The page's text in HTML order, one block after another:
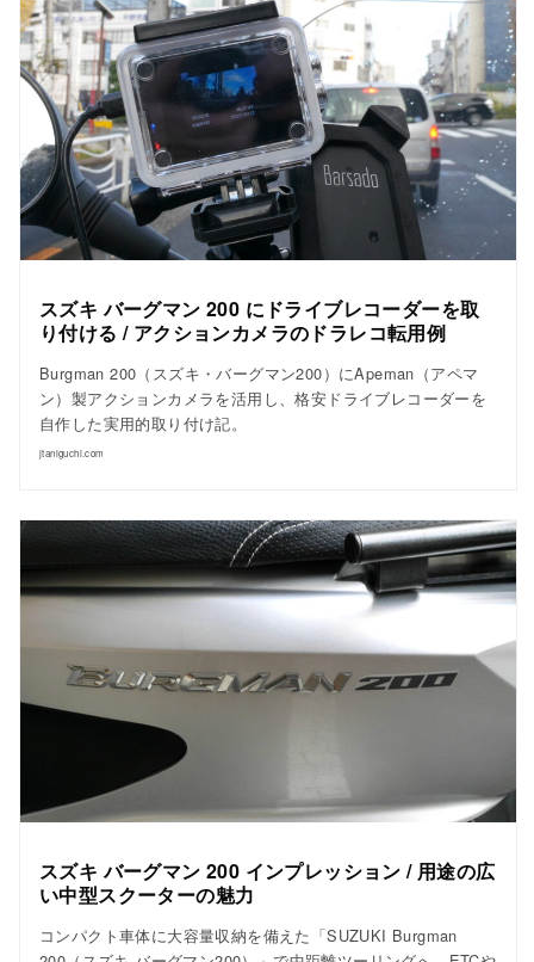
スズキ バーグマン 200 にドライブレコーダーを取
り付ける / アクションカメラのドラレコ転用例
Burgman 200（スズキ・バーグマン200）にApeman（アペマ
ン）製アクションカメラを活用し、格安ドライブレコーダーを
自作した実用的取り付け記。
jtaniguchi.com
スズキ バーグマン 200 インプレッション / 用途の広
い中型スクーターの魅力
コンパクト車体に大容量収納を備えた「SUZUKI Burgman